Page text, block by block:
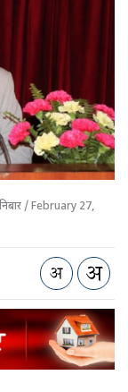
/ February 27,